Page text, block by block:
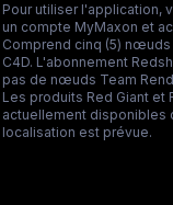
Pour utiliser l'application,
un compte MyMaxon et
Comprend cinq (5)
C4D. L'abonnement
pas de nœuds Team
Les produits Red Giant et
actuellement disponibles
localisation est prévue.